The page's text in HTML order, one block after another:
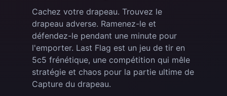
Cachez votre drapeau. Trouvez le
drapeau adverse. Ramenez-le et
défendez-le pendant une minute pour
l'emporter. Last Flag est un jeu de tir en
5c5 frénétique, une compétition qui mêle
stratégie et chaos pour la partie ultime de
Capture du drapeau.